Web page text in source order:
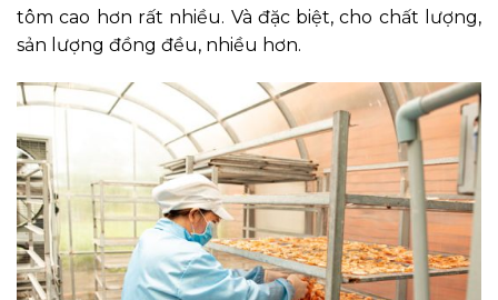
tôm cao hơn rất nhiều. Và đặc biệt, cho chất lượng,
sản lượng đồng đều, nhiều hơn.